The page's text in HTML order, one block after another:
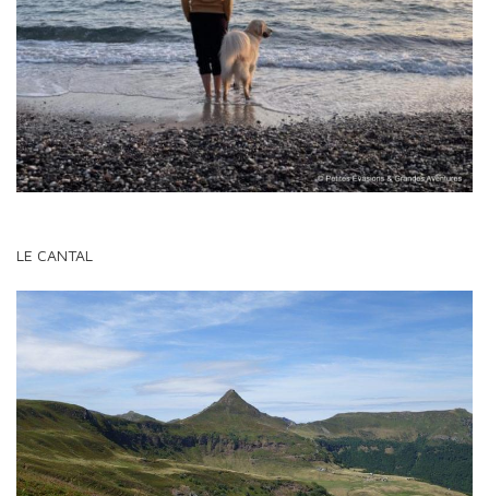
LE CANTAL